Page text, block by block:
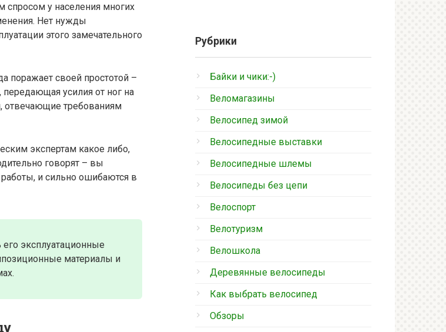
спросом у населения многих
Нет нужды
этого замечательного
поражает своей простотой –
передающая усилия от ног на
отвечающие требованиям
экспертам какое либо,
говорят – вы
и сильно ошибаются в
эксплуатационные
материалы и
Рубрики
Байки и чики:-)
Веломагазины
Велосипед зимой
Велосипедные выставки
Велосипедные шлемы
Велосипеды без цепи
Велоспорт
Велотуризм
Велошкола
Деревянные велосипеды
Как выбрать велосипед
Обзоры